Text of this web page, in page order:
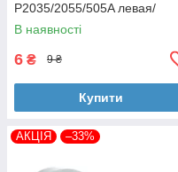
P2035/2055/505A левая/
правая Veaye (BSHMR-505A-
VE)
В наявності
6 ₴ 9 ₴
Купити
АКЦІЯ –33%